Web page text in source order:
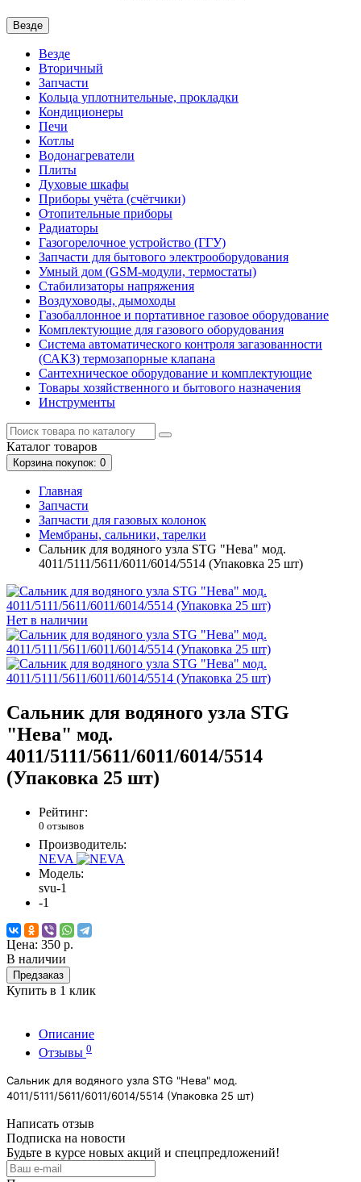
Везде
Везде
Вторичный
Запчасти
Кольца уплотнительные, прокладки
Кондиционеры
Печи
Котлы
Водонагреватели
Плиты
Духовые шкафы
Приборы учёта (счётчики)
Отопительные приборы
Радиаторы
Газогорелочное устройство (ГГУ)
Запчасти для бытового электрооборудования
Умный дом (GSM-модули, термостаты)
Cтабилизаторы напряжения
Воздуховоды, дымоходы
Газобаллонное и портативное газовое оборудование
Комплектующие для газового оборудования
Система автоматического контроля загазованности
(САКЗ) термозапорные клапана
Сантехническое оборудование и комплектующие
Товары хозяйственного и бытового назначения
Инструменты
Каталог товаров
Корзинапокупок: 0
Главная
Запчасти
Запчасти для газовых колонок
Мембраны, сальники, тарелки
Сальник для водяного узла STG "Нева" мод.
4011/5111/5611/6011/6014/5514 (Упаковка 25 шт)
Нет в наличии
Сальник для водяного узла STG
"Нева" мод.
4011/5111/5611/6011/6014/5514
(Упаковка 25 шт)
Рейтинг:
0 отзывов
Производитель:
NEVA
Модель:
svu-1
-1
Цена: 350 р.
В наличии
Предзаказ
Купить в 1 клик
Описание
Отзывы 0
Сальник для водяного узла STG "Нева" мод.
4011/5111/5611/6011/6014/5514 (Упаковка 25 шт)
Написать отзыв
Подписка на новости
Будьте в курсе новых акций и спецпредложений!